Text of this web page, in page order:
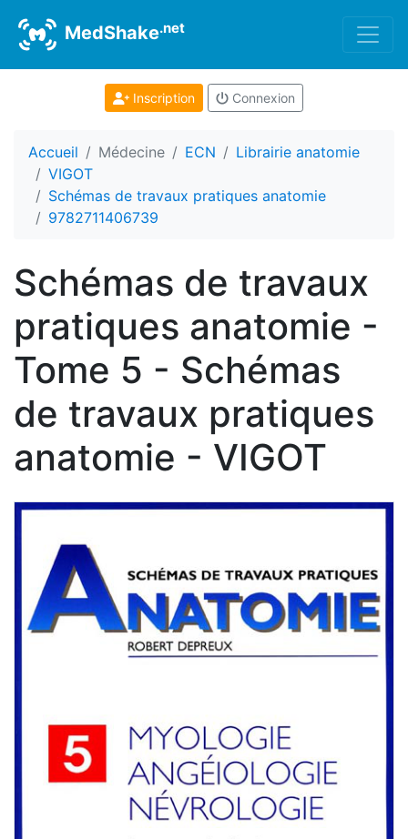
MedShake.net
Inscription Connexion
Accueil Médecine ECN
Librairie anatomie
VIGOT
Schémas de travaux pratiques anatomie
9782711406739
Schémas de travaux
pratiques anatomie -
Tome 5 - Schémas
de travaux pratiques
anatomie - VIGOT